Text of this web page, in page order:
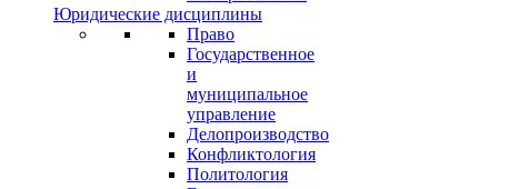
Юридические дисциплины
Право
Государственное
и
муниципальное
управление
Делопроизводство
Конфликтология
Политология